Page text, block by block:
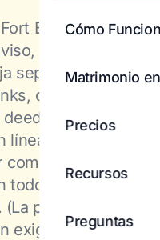
Cómo
Matrimonio
Precios
Recursos
Preguntas
Bragg con un
el Marine de
separada entre
o cualquiera a
— pueden
licencia y
a través
Carolina del
propia licencia
exige que ambos